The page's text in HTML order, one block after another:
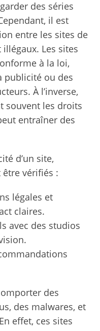
des séries
il est
entre les sites de
Les sites
à la loi,
publicité ou des
À l’inverse,
souvent les droits
entraîner des
d’un site,
vérifiés :
légales et
claires.
avec des studios
des
des malwares, et
effet, ces sites